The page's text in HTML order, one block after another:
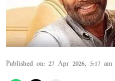
Published on: 27 Apr 2026, 5:17 am